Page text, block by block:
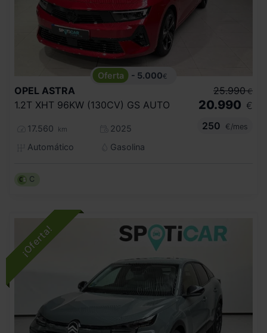
- 5.000€
OPEL ASTRA
1.2T XHT 96KW (130CV) GS AUTO
17.560 km
2025
Automático
Gasolina
25.990 €
20.990 €
250
€/mes
C